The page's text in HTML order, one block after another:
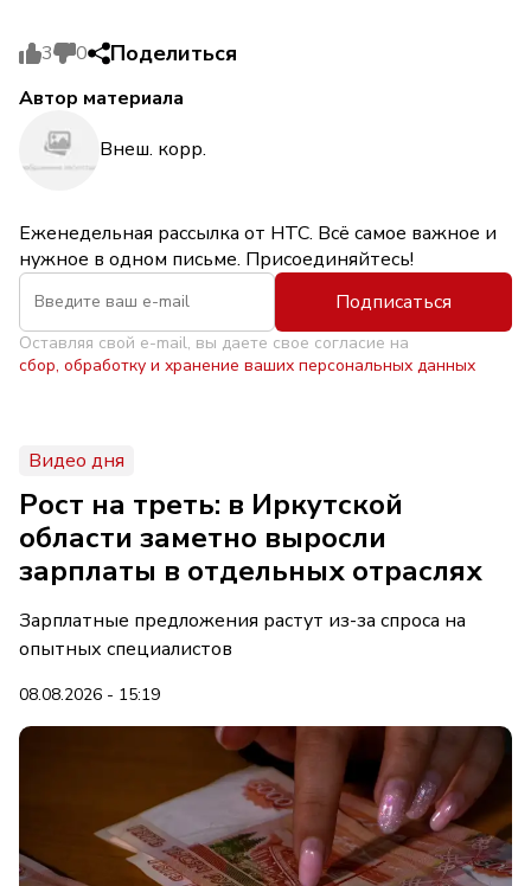
3 0 Поделиться
Автор материала
Внеш. корр.
Еженедельная рассылка от НТС. Всё самое важное и
нужное в одном письме. Присоединяйтесь!
Подписаться
Оставляя свой e-mail, вы даете свое согласие на
сбор, обработку и хранение ваших персональных данных
Видео дня
Рост на треть: в Иркутской
области заметно выросли
зарплаты в отдельных отраслях
Зарплатные предложения растут из-за спроса на
опытных специалистов
08.08.2026 - 15:19